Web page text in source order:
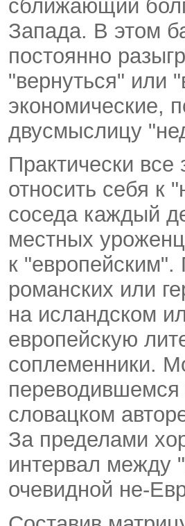
сближающий
Запада. В этом
постоянно
"вернуться" или
экономические,
двусмыслицу
Практически
относить себя к
соседа каждый
местных
к
романских или
на исландском
европейскую
соплеменники.
переводившемся
словацком
За пределами
интервал между
очевидной не-